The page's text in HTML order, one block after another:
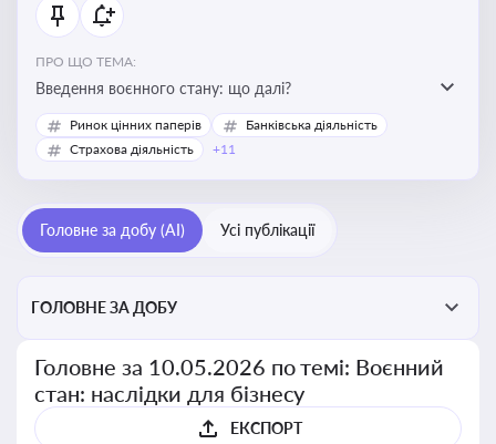
ПРО ЩО ТЕМА:
Введення воєнного стану: що далі?
Ринок цінних паперів
Банківська діяльність
Страхова діяльність
+11
Головне за добу (AI) Усі публікації
ГОЛОВНЕ ЗА ДОБУ
Головне за 10.05.2026 по темі: Воєнний
стан: наслідки для бізнесу
ЕКСПОРТ